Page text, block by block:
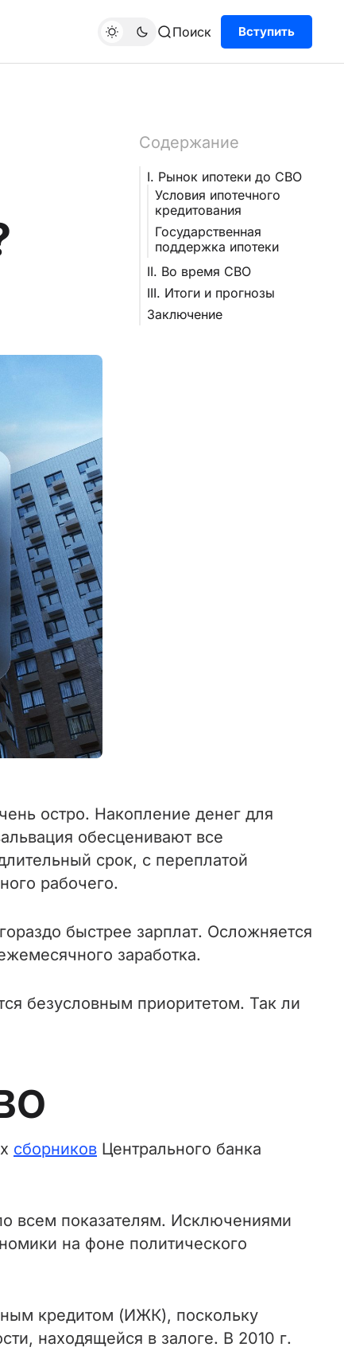
Поиск Вступить
остро. Накопление денег для
обесценивают все
срок, с переплатой
рабочего.
быстрее зарплат. Осложняется
заработка.
безусловным приоритетом. Так ли
сборников Центрального банка
всем показателям. Исключениями
на фоне политического
кредитом (ИЖК), поскольку
находящейся в залоге. В 2010 г.
Содержание
I. Рынок ипотеки до СВО
Условия ипотечного
кредитования
Государственная
поддержка ипотеки
II. Во время СВО
III. Итоги и прогнозы
Заключение